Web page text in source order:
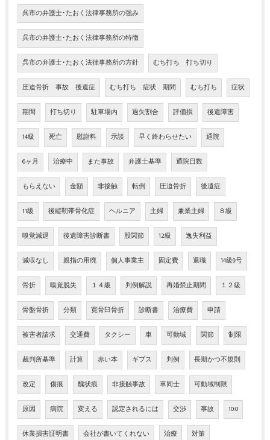
呉市の弁護士･たおく法律事務所の強み
呉市の弁護士･たおく法律事務所の特徴
呉市の弁護士･たおく法律事務所の方針 むち打ち 打ち切り
圧迫骨折 事故 後遺症 むち打ち 症状 期間 むち打ち 症状
期間 打ち切り 駐車場内 過失割合 評価損 後遺障害
14級 死亡 慰謝料 示談 早く終わらせたい 通院
6ヶ月 治療中 また事故 弁護士基準 通院日数
もらえない 金額 非接触 転倒 圧迫骨折 後遺症
11級 後縦靭帯骨化症 ヘルニア 主婦 兼業主婦 ８級
嗅覚減退 後遺障害診断書 股関節 12級 逸失利益
減収なし 親指の用廃 個人事業主 固定費 退職 14級9号
骨折 嗅覚脱失 １４級 判例解説 再婚禁止期間 １２級
骨盤骨折 分類 寛骨臼骨折 診断書 治療費 申請
被害者請求 交通費 タクシー 車 可動域 関節 制限
裁判所基準 計算 赤い本 ギプス 判例 長期かつ不規則
改定 傷痕 醜状痕 非接触事故 車同士 可動域制限
原因 病院 変える 認定されるには 交渉 事故 10:0
休業損害証明書 会社が書いてくれない 治療 対策